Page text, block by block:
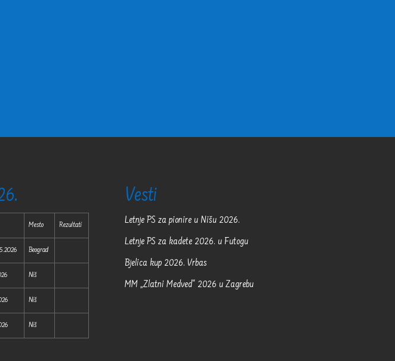
Mesto Rezultati
Beograd
Niš
Niš
Niš
Vesti
Letnje PS za pionire u Nišu 2026.
Letnje PS za kadete 2026. u Futogu
Bjelica kup 2026. Vrbas
MM „Zlatni Medved“ 2026 u Zagrebu